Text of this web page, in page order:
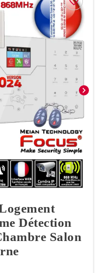
chevron_right
Détection
Salon